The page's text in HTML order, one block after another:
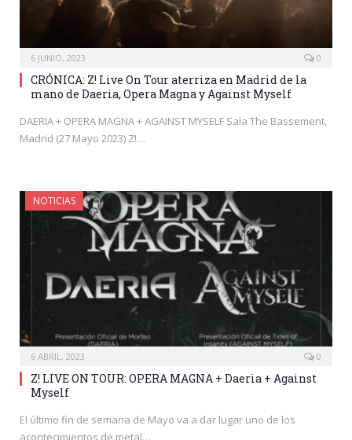
6 JUNIO, 2023 0
CRÓNICA: Z! Live On Tour aterriza en Madrid de la
mano de Daeria, Opera Magna y Against Myself
DAERIA + OPERA MAGNA + AGAINST MYSELF Sala The Bassement,
Madrid (27 Mayo 2023) Z!…
NOTICIAS
6 ABRIL, 2023 0
Z! LIVE ON TOUR: OPERA MAGNA + Daeria + Against
Myself
El último fin de semana de Mayo va a dar lugar uno de los
acontecimientos de metal…